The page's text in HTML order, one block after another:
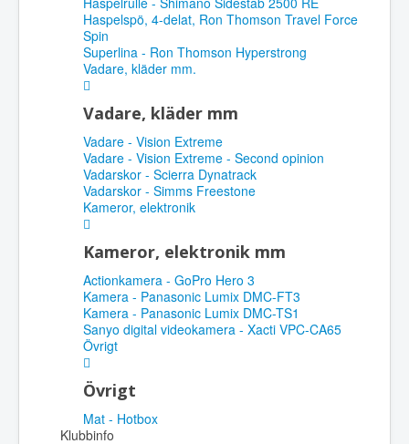
Haspelspö, 4-delat, Ron Thomson Travel Force
Spin
Superlina - Ron Thomson Hyperstrong
Vadare, kläder mm.
Vadare, kläder mm
Vadare - Vision Extreme
Vadare - Vision Extreme - Second opinion
Vadarskor - Scierra Dynatrack
Vadarskor - Simms Freestone
Kameror, elektronik
Kameror, elektronik mm
Actionkamera - GoPro Hero 3
Kamera - Panasonic Lumix DMC-FT3
Kamera - Panasonic Lumix DMC-TS1
Sanyo digital videokamera - Xacti VPC-CA65
Övrigt
Övrigt
Mat - Hotbox
Klubbinfo